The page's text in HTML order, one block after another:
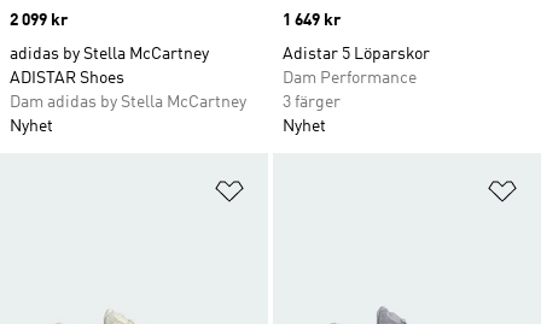
Price
2 099 kr
adidas by Stella McCartney
ADISTAR Shoes
Dam adidas by Stella McCartney
Nyhet
Price
1 649 kr
Adistar 5 Löparskor
Dam Performance
3 färger
Nyhet